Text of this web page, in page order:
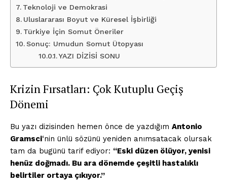
Teknoloji ve Demokrasi
Uluslararası Boyut ve Küresel İşbirliği
Türkiye İçin Somut Öneriler
Sonuç: Umudun Somut Ütopyası
YAZI DİZİSİ SONU
Krizin Fırsatları: Çok Kutuplu Geçiş
Dönemi
Bu yazı dizisinden hemen önce de yazdığım Antonio
Gramsci‘nin ünlü sözünü yeniden anımsatacak olursak
tam da bugünü tarif ediyor: “Eski düzen ölüyor, yenisi
henüz doğmadı. Bu ara dönemde çeşitli hastalıklı
belirtiler ortaya çıkıyor.”